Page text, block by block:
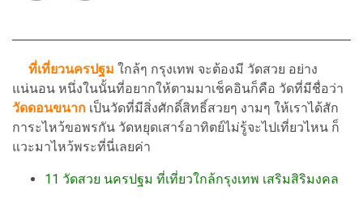
ที่เที่ยวนครปฐม ใกล้ๆ กรุงเทพ จะต้องมี วัดสวย อย่าง
แน่นอน หนึ่งในนั้นที่อยากให้ตามมาเช็คอินก็คือ วัดที่มีชื่อว่า
วัดดอนขนาก เป็นวัดที่มีสิ่งศักดิ์สิทธิ์สวยๆ งามๆ ให้เราได้สัก
การะไหว้ขอพรกัน วัดหยุดเสาร์อาทิตย์ไม่รู้จะไปเที่ยวไหน ก็
แวะมาไหว้พระที่นี่เลยค่า
11 วัดสวย นครปฐม ที่เที่ยวใกล้กรุงเทพ เสริมสิริมงคล